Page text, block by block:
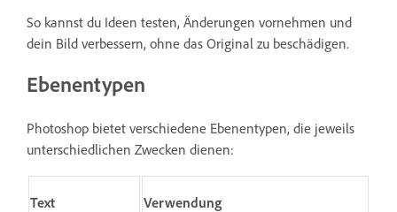
So kannst du Ideen testen, Änderungen vornehmen und
dein Bild verbessern, ohne das Original zu beschädigen.
Ebenentypen
Photoshop bietet verschiedene Ebenentypen, die jeweils
unterschiedlichen Zwecken dienen:
Text Verwendung